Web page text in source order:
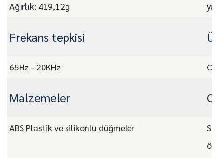
Ağırlık: 419,12g
Frekans tepkisi
65Hz - 20KHz
Malzemeler
ABS Plastik ve silikonlu düğmeler